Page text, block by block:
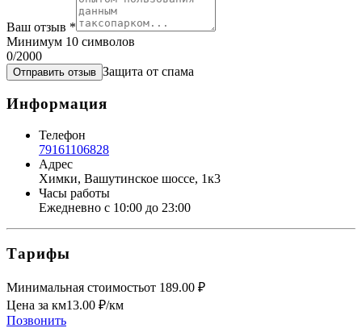
Ваш отзыв *
Минимум 10 символов
0/2000
Отправить отзыв Защита от спама
Информация
Телефон
79161106828
Адрес
Химки, Вашутинское шоссе, 1к3
Часы работы
Ежедневно с 10:00 до 23:00
Тарифы
Минимальная стоимостьот 189.00 ₽
Цена за км13.00 ₽/км
Позвонить